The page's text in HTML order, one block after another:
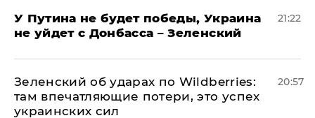
У Путина не будет победы, Украина
не уйдет с Донбасса – Зеленский
21:22
Зеленский об ударах по Wildberries:
там впечатляющие потери, это успех
украинских сил
20:57